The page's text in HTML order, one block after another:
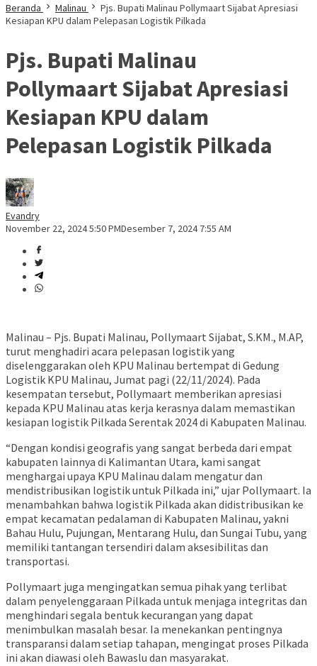
Beranda Malinau
Pjs. Bupati Malinau Pollymaart Sijabat Apresiasi
Kesiapan KPU dalam Pelepasan Logistik Pilkada
Pjs. Bupati Malinau
Pollymaart Sijabat Apresiasi
Kesiapan KPU dalam
Pelepasan Logistik Pilkada
Evandry
November 22, 2024 5:50 PMDesember 7, 2024 7:55 AM
Malinau – Pjs. Bupati Malinau, Pollymaart Sijabat, S.KM., M.AP,
turut menghadiri acara pelepasan logistik yang
diselenggarakan oleh KPU Malinau bertempat di Gedung
Logistik KPU Malinau, Jumat pagi (22/11/2024). Pada
kesempatan tersebut, Pollymaart memberikan apresiasi
kepada KPU Malinau atas kerja kerasnya dalam memastikan
kesiapan logistik Pilkada Serentak 2024 di Kabupaten Malinau.
“Dengan kondisi geografis yang sangat berbeda dari empat
kabupaten lainnya di Kalimantan Utara, kami sangat
menghargai upaya KPU Malinau dalam mengatur dan
mendistribusikan logistik untuk Pilkada ini,” ujar Pollymaart. Ia
menambahkan bahwa logistik Pilkada akan didistribusikan ke
empat kecamatan pedalaman di Kabupaten Malinau, yakni
Bahau Hulu, Pujungan, Mentarang Hulu, dan Sungai Tubu, yang
memiliki tantangan tersendiri dalam aksesibilitas dan
transportasi.
Pollymaart juga mengingatkan semua pihak yang terlibat
dalam penyelenggaraan Pilkada untuk menjaga integritas dan
menghindari segala bentuk kecurangan yang dapat
menimbulkan masalah besar. Ia menekankan pentingnya
transparansi dalam setiap tahapan, mengingat proses Pilkada
ini akan diawasi oleh Bawaslu dan masyarakat.